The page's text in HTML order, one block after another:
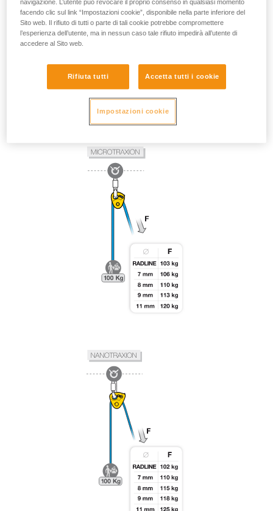
navigazione. L’utente può revocare il proprio consenso in qualsiasi momento
facendo clic sul link “Impostazioni cookie”, disponibile nella parte inferiore del
Sito web. Il rifiuto di tutti o parte di tali cookie potrebbe compromettere
l’esperienza dell’utente, ma in nessun caso tale rifiuto impedirà all’utente di
accedere al Sito web.
Rifiuta tutti Accetta tutti i cookie
Impostazioni cookie